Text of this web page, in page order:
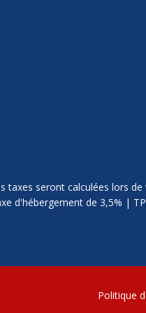
taxes seront calculées lors
d'hébergement de 3,5% |
Politique